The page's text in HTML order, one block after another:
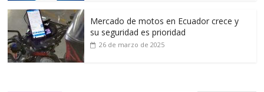
Mercado de motos en Ecuador crece y
su seguridad es prioridad
26 de marzo de 2025